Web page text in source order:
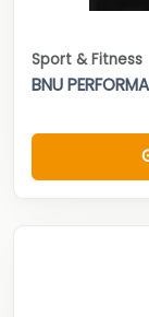
Sport & Fitness
BNU